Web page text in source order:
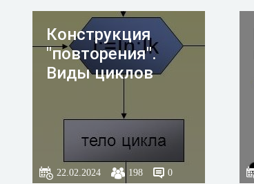
Конструкция
"повторения".
Виды циклов
22.02.2024 198 0